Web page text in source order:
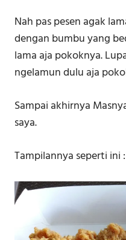
Nah pas pesen agak
dengan bumbu yang
lama aja pokoknya.
ngelamun dulu aja
Sampai akhirnya
saya.
Tampilannya seperti ini :